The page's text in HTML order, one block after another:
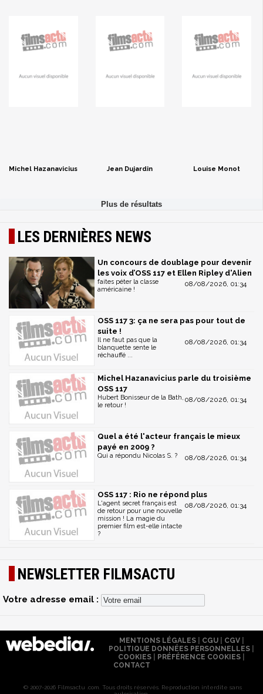
Michel Hazanavicius Jean Dujardin Louise Monot
LES DERNIÈRES NEWS
Un concours de doublage pour devenir
les voix d’OSS 117 et Ellen Ripley d'Alien
08/08/2026, 01:34
faites péter la classe
américaine !
OSS 117 3: ça ne sera pas pour tout de
suite !
08/08/2026, 01:34
Il ne faut pas que la
blanquette sente le
réchauffé ...
Michel Hazanavicius parle du troisième
OSS 117
08/08/2026, 01:34
Hubert Bonisseur de la Bath,
le retour !
Quel a été l'acteur français le mieux
payé en 2009 ?
08/08/2026, 01:34
Qui a répondu Nicolas S. ?
OSS 117 : Rio ne répond plus
08/08/2026, 01:34
L'agent secret français est
de retour pour une nouvelle
mission ! La magie du
premier film est-elle intacte
?
NEWSLETTER FILMSACTU
Votre adresse email :
MENTIONS LÉGALES| CGU| CGV|
POLITIQUE DONNÉES PERSONNELLES
COOKIES
PRÉFÉRENCE COOKIES
CONTACT
© 2007-2026 Filmsactu .com. Tous droits réservés. Reproduction interdite sans